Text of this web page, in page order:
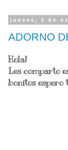
jueves, 5 de
ADORNO
Hola!
Les comparto
bonitos espero